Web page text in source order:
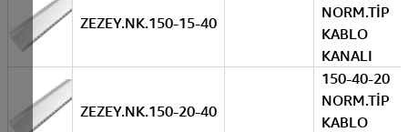
ZEZEY.NK.150-15-40
NORM.TİP
KABLO
KANALI
ZEZEY.NK.150-20-40
150-40-20
NORM.TİP
KABLO